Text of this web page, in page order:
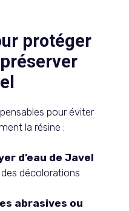
protéger
pour éviter
la résine :
d’eau de Javel
décolorations
abrasives ou